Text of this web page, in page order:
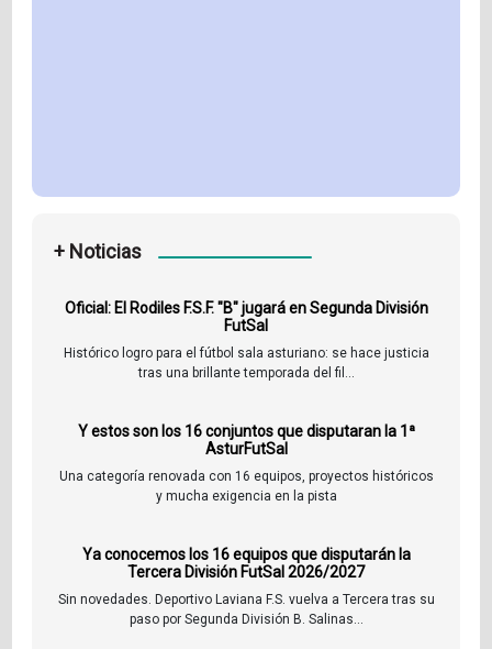
+ Noticias
Oficial: El Rodiles F.S.F. "B" jugará en Segunda División
FutSal
Histórico logro para el fútbol sala asturiano: se hace justicia
tras una brillante temporada del fil...
Y estos son los 16 conjuntos que disputaran la 1ª
AsturFutSal
Una categoría renovada con 16 equipos, proyectos históricos
y mucha exigencia en la pista
Ya conocemos los 16 equipos que disputarán la
Tercera División FutSal 2026/2027
Sin novedades. Deportivo Laviana F.S. vuelva a Tercera tras su
paso por Segunda División B. Salinas...